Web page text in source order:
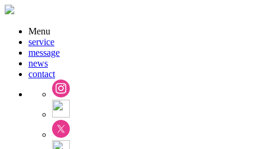
Menu
service
message
news
contact